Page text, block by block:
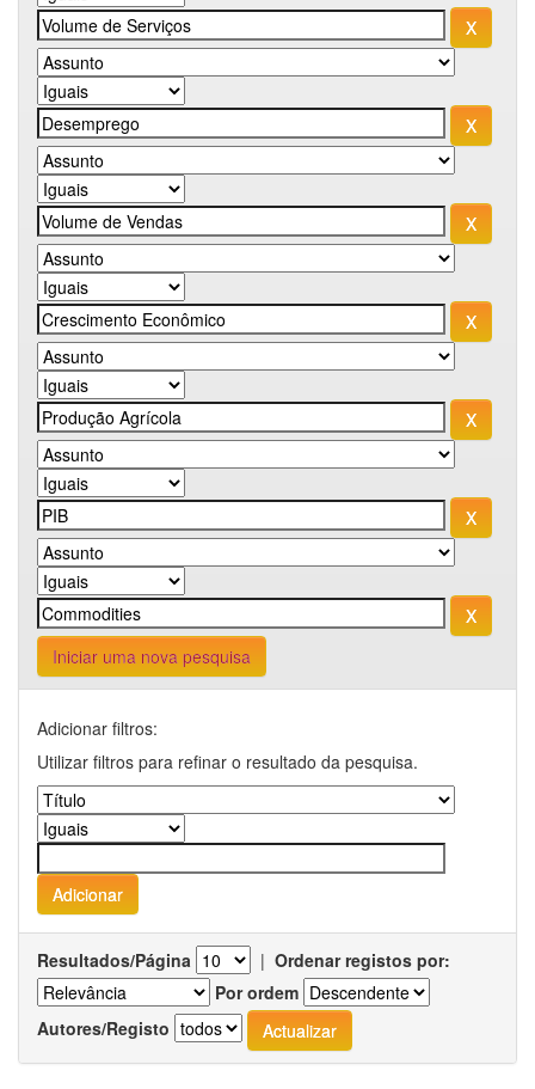
Iniciar uma nova pesquisa
Adicionar filtros:
Utilizar filtros para refinar o resultado da pesquisa.
Resultados/Página | Ordenar registos por:
Por ordem
Autores/Registo